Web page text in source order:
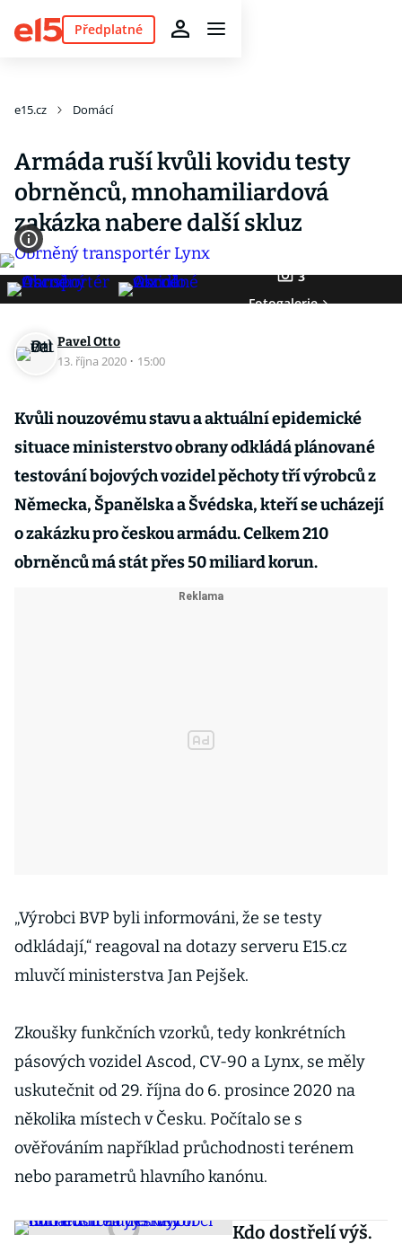
Předplatné
e15.cz Domácí
Armáda ruší kvůli kovidu testy
obrněnců, mnohamiliardová
zakázka nabere další skluz
3
Fotogalerie
Pavel Otto
13. října 2020 · 15:00
Kvůli nouzovému stavu a aktuální epidemické
situace ministerstvo obrany odkládá plánované
testování bojových vozidel pěchoty tří výrobců z
Německa, Španělska a Švédska, kteří se ucházejí
o zakázku pro českou armádu. Celkem 210
obrněnců má stát přes 50 miliard korun.
„Výrobci BVP byli informováni, že se testy
odkládají,“ reagoval na dotazy serveru E15.cz
mluvčí ministerstva Jan Pejšek.
Zkoušky funkčních vzorků, tedy konkrétních
pásových vozidel Ascod, CV-90 a Lynx, se měly
uskutečnit od 29. října do 6. prosince 2020 na
několika místech v Česku. Počítalo se s
ověřováním například průchodnosti terénem
nebo parametrů hlavního kanónu.
Kdo dostřelí výš.